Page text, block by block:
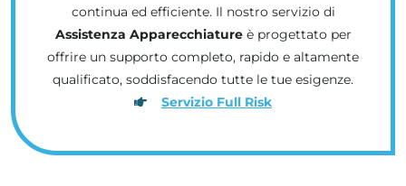
continua ed efficiente. Il nostro servizio di
Assistenza Apparecchiatureè progettato per
offrire un supporto completo, rapido e altamente
qualificato, soddisfacendo tutte le tue esigenze.
Servizio Full Risk